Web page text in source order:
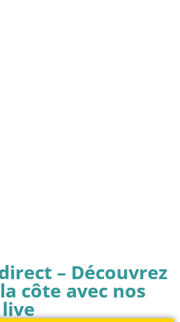
– Découvrez
côte avec nos